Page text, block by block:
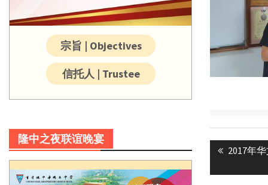
Post
Previous
2017年
宗旨 | Objectives
信托人 | Trustee
隆中之夜联谊晚宴